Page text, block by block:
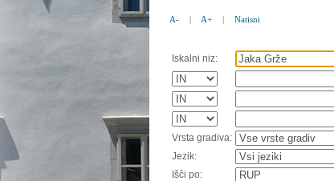
A- | A+ | Natisni
Iskalni niz:
Vrsta gradiva:
Jezik:
Išči po: